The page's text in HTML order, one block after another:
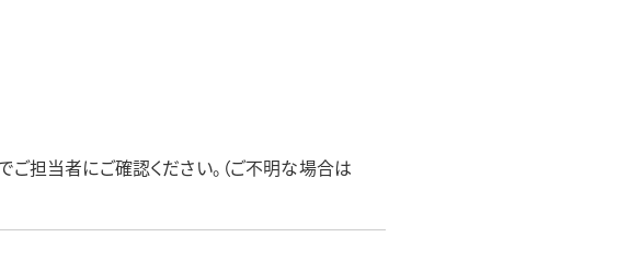
担当者にご確認ください。（ご不明な場合は